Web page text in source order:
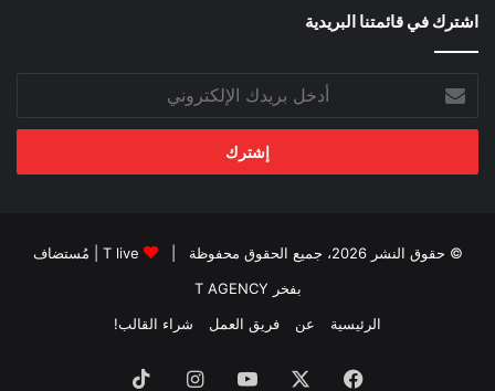
اشترك في قائمتنا البريدية
بريدك
الإلكتروني
© حقوق النشر 2026، جميع الحقوق محفوظة | T live | مُستضاف
بفخر T AGENCY
الرئيسية
عن فريق العمل شراء القالب!
فيسبوك ‫YouTubeانستقرام